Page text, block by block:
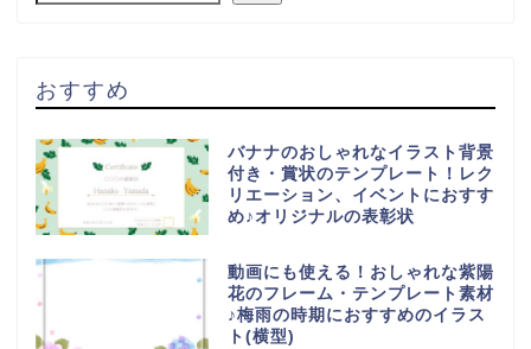
おすすめ
バナナのおしゃれなイラスト背景
付き・賞状のテンプレート！レク
リエーション、イベントにおすす
め♪オリジナルの表彰状
動画にも使える！おしゃれな紫陽
花のフレーム・テンプレート素材
♪梅雨の時期におすすめのイラス
ト(横型)